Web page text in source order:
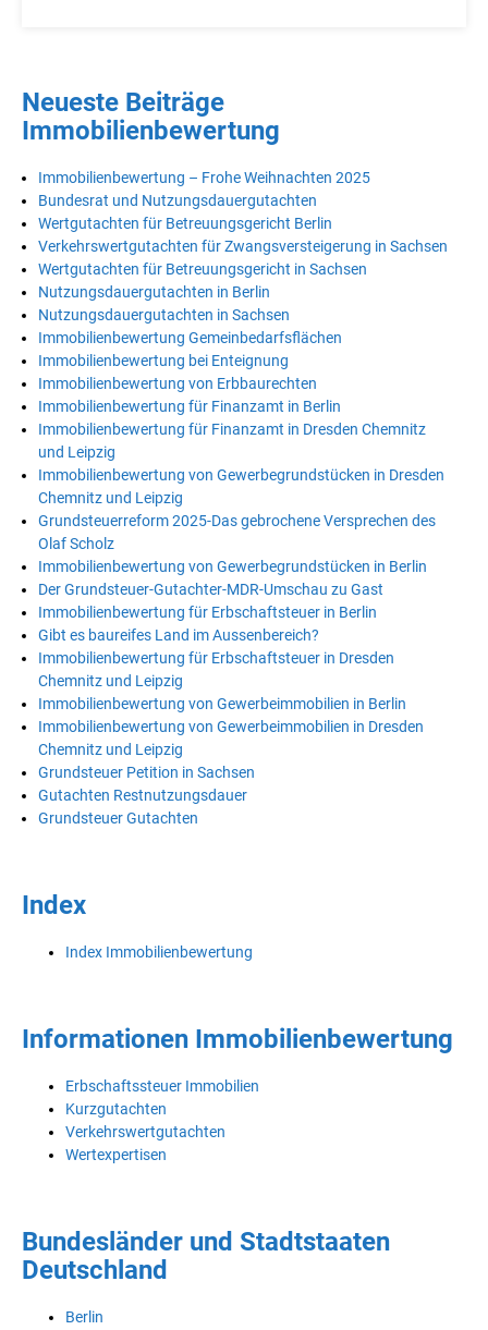
Neueste Beiträge
Immobilienbewertung
Immobilienbewertung – Frohe Weihnachten 2025
Bundesrat und Nutzungsdauergutachten
Wertgutachten für Betreuungsgericht Berlin
Verkehrswertgutachten für Zwangsversteigerung in Sachsen
Wertgutachten für Betreuungsgericht in Sachsen
Nutzungsdauergutachten in Berlin
Nutzungsdauergutachten in Sachsen
Immobilienbewertung Gemeinbedarfsflächen
Immobilienbewertung bei Enteignung
Immobilienbewertung von Erbbaurechten
Immobilienbewertung für Finanzamt in Berlin
Immobilienbewertung für Finanzamt in Dresden Chemnitz
und Leipzig
Immobilienbewertung von Gewerbegrundstücken in Dresden
Chemnitz und Leipzig
Grundsteuerreform 2025-Das gebrochene Versprechen des
Olaf Scholz
Immobilienbewertung von Gewerbegrundstücken in Berlin
Der Grundsteuer-Gutachter-MDR-Umschau zu Gast
Immobilienbewertung für Erbschaftsteuer in Berlin
Gibt es baureifes Land im Aussenbereich?
Immobilienbewertung für Erbschaftsteuer in Dresden
Chemnitz und Leipzig
Immobilienbewertung von Gewerbeimmobilien in Berlin
Immobilienbewertung von Gewerbeimmobilien in Dresden
Chemnitz und Leipzig
Grundsteuer Petition in Sachsen
Gutachten Restnutzungsdauer
Grundsteuer Gutachten
Index
Index Immobilienbewertung
Informationen Immobilienbewertung
Erbschaftssteuer Immobilien
Kurzgutachten
Verkehrswertgutachten
Wertexpertisen
Bundesländer und Stadtstaaten
Deutschland
Berlin